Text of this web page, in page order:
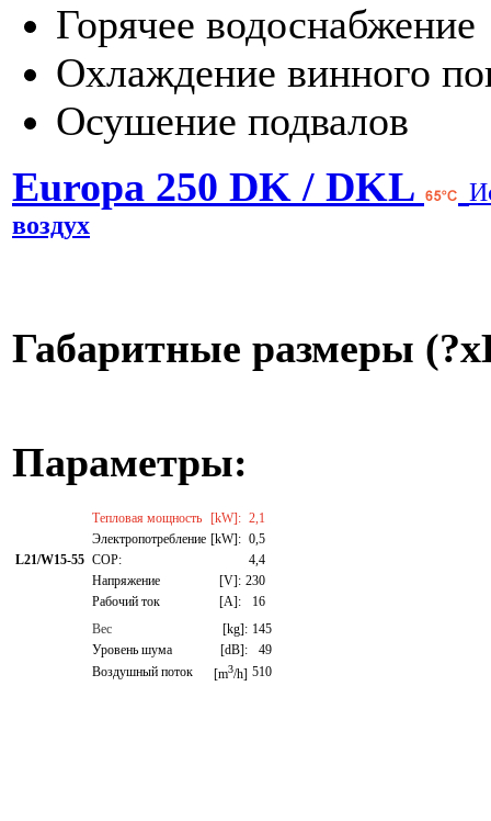
Горячее водоснабжение
Охлаждение винного
Осушение подвалов
Europa 250 DK / DKL
воздух
Габаритные размеры
Параметры:
L21/W15-55
Тепловая мощность [kW]: 2,1
Электропотребление [kW]: 0,5
СОР:
4,4
Напряжение
[V]: 230
Рабочий ток
[A]:
16
Вес
[kg]: 145
Уровень шума
[dB]:
49
Воздушный поток
[m3/h] 510